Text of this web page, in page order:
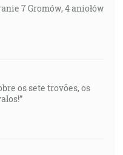
7 Gromów, 4 aniołów
os sete trovões, os